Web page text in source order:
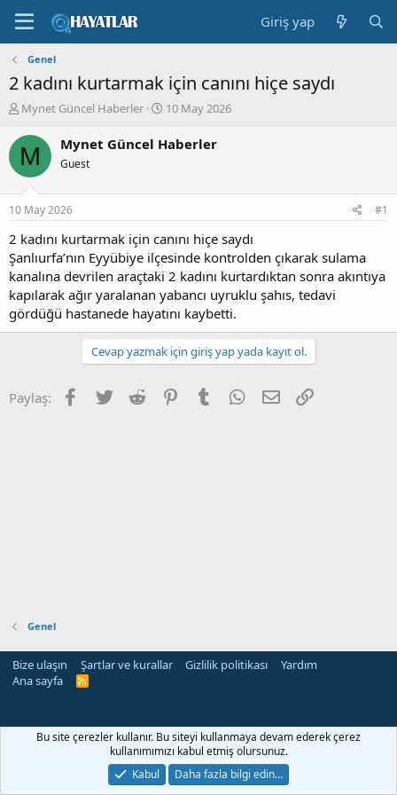
Giriş yap
Genel
2 kadını kurtarmak için canını hiçe saydı
K
n
b
u
u
b
a
l
a
t
a
n
Mynet Güncel Haberler
B
ş
ç
a
r
i
h
i
10 May 2026
M Mynet Güncel Haberler
Guest
10 May 2026 #1
2 kadını kurtarmak için canını hiçe saydı
Şanlıurfa’nın Eyyübiye ilçesinde kontrolden çıkarak sulama
kanalına devrilen araçtaki 2 kadını kurtardıktan sonra akıntıya
kapılarak ağır yaralanan yabancı uyruklu şahıs, tedavi
gördüğü hastanede hayatını kaybetti.
Cevap yazmak için giriş yap yada kayıt ol.
Paylaş: Facebook
Twitter Reddit PinterestTumblr WhatsApp
E-posta
Genel
Bize ulaşın Şartlar ve kurallar Gizlilik politikası
Yardım
Ana sayfa
R
Bu site çerezler kullanır. Bu siteyi kullanmaya devam ederek çerez
kullanımımızı kabul etmiş olursunuz.
Kabul
Daha fazla bilgi edin…